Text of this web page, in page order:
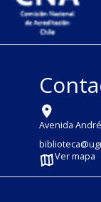
Avenida
Ver mapa